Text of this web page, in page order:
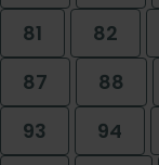
81
82
87
88
93
94